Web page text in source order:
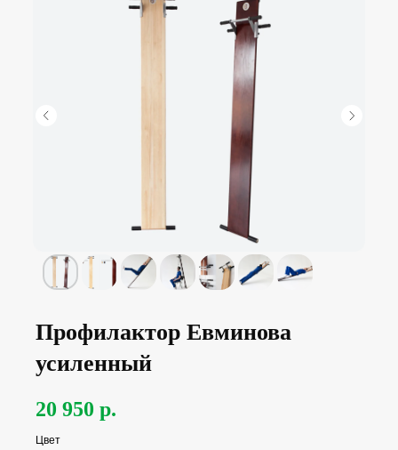
Профилактор Евминова
усиленный
20 950 р.
Цвет